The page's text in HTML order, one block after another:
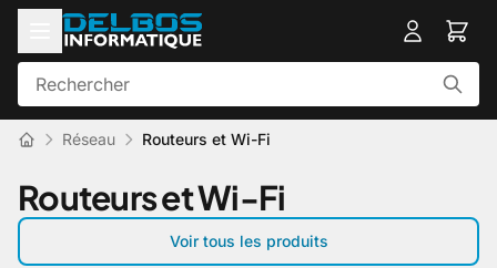
Réseau Routeurs et Wi-Fi
Routeurs et Wi-Fi
Voir tous les produits